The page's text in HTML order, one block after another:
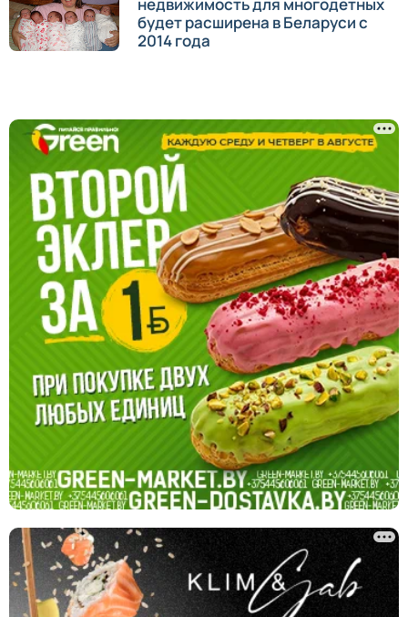
недвижимость для многодетных
будет расширена в Беларуси с
2014 года